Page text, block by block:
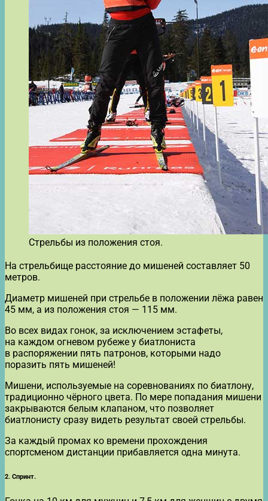
Стрельбы из положения стоя.
На стрельбище расстояние до мишеней составляет 50
метров.
Диаметр мишеней при стрельбе в положении лёжа равен
45 мм, а из положения стоя — 115 мм.
Во всех видах гонок, за исключением эстафеты,
на каждом огневом рубеже у биатлониста
в распоряжении пять патронов, которыми надо
поразить пять мишеней!
Мишени, используемые на соревнованиях по биатлону,
традиционно чёрного цвета. По мере попадания мишени
закрываются белым клапаном, что позволяет
биатлонисту сразу видеть результат своей стрельбы.
За каждый промах ко времени прохождения
спортсменом дистанции прибавляется одна минута.
2. Спринт.